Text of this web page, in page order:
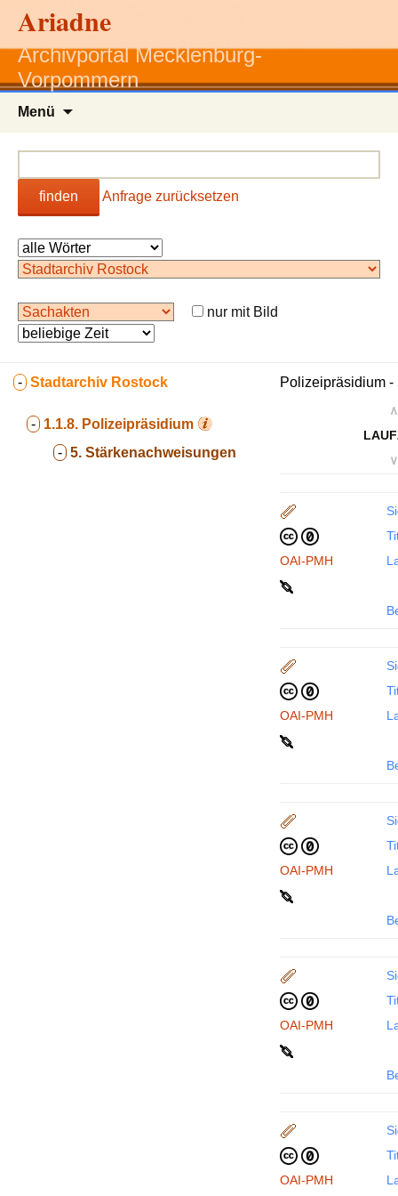
Ariadne
Archivportal Mecklenburg-
Vorpommern
Menü
finden Anfrage zurücksetzen
nur mit Bild
- Stadtarchiv Rostock
- 1.1.8. Polizeipräsidium
- 5. Stärkenachweisungen
Polizeipräsidium
∧
∨
OAI-PMH
OAI-PMH
OAI-PMH
OAI-PMH
OAI-PMH